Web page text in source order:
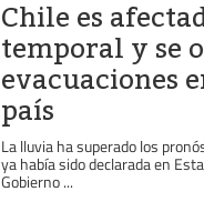
Chile es
temporal y se
evacuaciones
país
La lluvia ha superado los
ya había sido declarada en
Gobierno ...